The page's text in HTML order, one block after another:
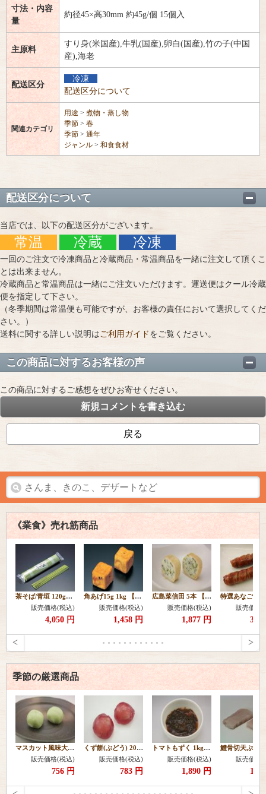
寸法・内容
量
約径45×高30mm 約45g/個 15個入
主原料
すり身(米国産),牛乳(国産),卵白(国産),竹の子(中国
産),海老
配送区分
冷凍
配送区分について
関連カテゴリ
用途 > 煮物・蒸し物
季節 > 春
季節 > 通年
ジャンル > 和食食材
配送区分について
当店では、以下の配送区分がございます。
常温 冷蔵 冷凍
一回のご注文で冷凍商品と冷蔵商品・常温商品を一緒に注文して頂くこ
とは出来ません。
冷蔵商品と常温商品は一緒にご注文いただけます。運送便はクール冷蔵
便を指定して下さい。
（冬季期間は常温便も可能ですが、お客様の責任において選択してくだ
さい。）
送料に関する詳しい説明はご利用ガイド をご覧ください。
この商品に対するお客様の声
この商品に対するご感想をぜひお寄せください。
新規コメントを書き込む
戻る
《業食》売れ筋商品
茶そば/青垣 120g×10本 【常温】
販売価格(税込)
4,050 円
角あげ15g 1kg 【冷凍】
販売価格(税込)
1,458 円
広島菜信田 5本 【冷凍】
販売価格(税込)
1,877 円
販売価格(
< >
季節の厳選商品
マスカット風味大福20ヶ 【冷凍】
販売価格(税込)
756 円
くず餅(ぶどう) 20g 20個 【冷凍】
販売価格(税込)
783 円
トマトもずく 1kg 【冷凍】
販売価格(税込)
1,890 円
販売価格(